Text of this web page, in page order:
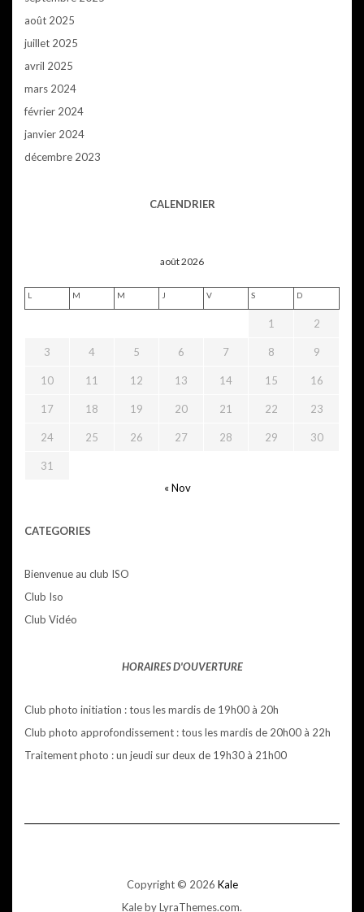
août 2025
juillet 2025
avril 2025
mars 2024
février 2024
janvier 2024
décembre 2023
CALENDRIER
août 2026
L M M J V S D
1 2
3 4 5 6 7 8 9
10 11 12 13 14 15 16
17 18 19 20 21 22 23
24 25 26 27 28 29 30
31
« Nov
CATEGORIES
Bienvenue au club ISO
Club Iso
Club Vidéo
HORAIRES D'OUVERTURE
Club photo initiation : tous les mardis de 19h00 à 20h
Club photo approfondissement : tous les mardis de 20h00 à 22h
Traitement photo : un jeudi sur deux de 19h30 à 21h00
Copyright © 2026 Kale
Kaleby LyraThemes.com.